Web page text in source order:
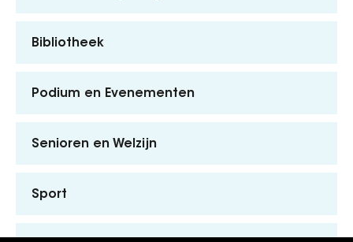
Bibliotheek
Podium en Evenementen
Senioren en Welzijn
Sport